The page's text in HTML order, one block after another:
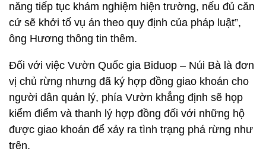
năng tiếp tục khám nghiệm hiện trường, nếu đủ căn
cứ sẽ khởi tố vụ án theo quy định của pháp luật”,
ông Hương thông tin thêm.
Đối với việc Vườn Quốc gia Biduop – Núi Bà là đơn
vị chủ rừng nhưng đã ký hợp đồng giao khoán cho
người dân quản lý, phía Vườn khẳng định sẽ họp
kiểm điểm và thanh lý hợp đồng đối với những hộ
được giao khoán để xảy ra tình trạng phá rừng như
trên.